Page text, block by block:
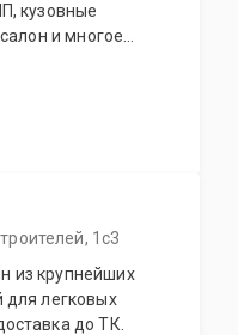
кузовные
и многое
1с3
из крупнейших
для легковых
до ТК.